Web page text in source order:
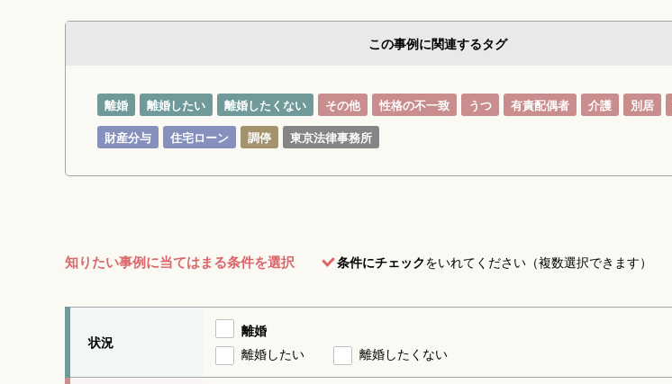
この事例に関連するタグ
離婚 離婚したい 離婚したくない その他 性格の不一致 うつ 有責配偶者 介護 別居
財産分与
住宅ローン 調停 東京法律事務所
知りたい事例に当てはまる条件を選択 条件にチェックをいれてください（複数選択できます）
状況
離婚
離婚したい
離婚したくない